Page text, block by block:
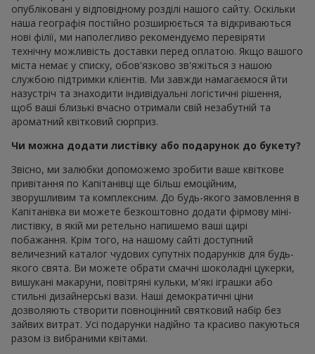
опубліковані у відповідному розділі нашого сайту. Оскільки
наша географія постійно розширюється та відкриваються
нові філії, ми наполегливо рекомендуємо перевіряти
технічну можливість доставки перед оплатою. Якщо вашого
міста немає у списку, обов'язково зв'яжіться з нашою
службою підтримки клієнтів. Ми завжди намагаємося йти
назустріч та знаходити індивідуальні логістичні рішення,
щоб ваші близькі вчасно отримали свій незабутній та
ароматний квітковий сюрприз.
Чи можна додати листівку або подарунок до букету?
Звісно, ми залюбки допоможемо зробити ваше квіткове
привітання по Капітанівці ще більш емоційним,
зворушливим та комплексним. До будь-якого замовлення в
Капітанівка ви можете безкоштовно додати фірмову міні-
листівку, в якій ми ретельно напишемо ваші щирі
побажання. Крім того, на нашому сайті доступний
величезний каталог чудових супутніх подарунків для будь-
якого свята. Ви можете обрати смачні шоколадні цукерки,
вишукані макаруни, повітряні кульки, м'які іграшки або
стильні дизайнерські вази. Наші демократичні ціни
дозволяють створити повноцінний святковий набір без
зайвих витрат. Усі подарунки надійно та красиво пакуються
разом із вибраними квітами.